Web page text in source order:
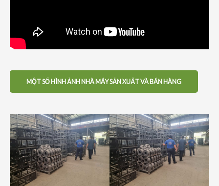
MỘT SỐ HÌNH ẢNH NHÀ MÁY SẢN XUẤT VÀ BÁN HÀNG